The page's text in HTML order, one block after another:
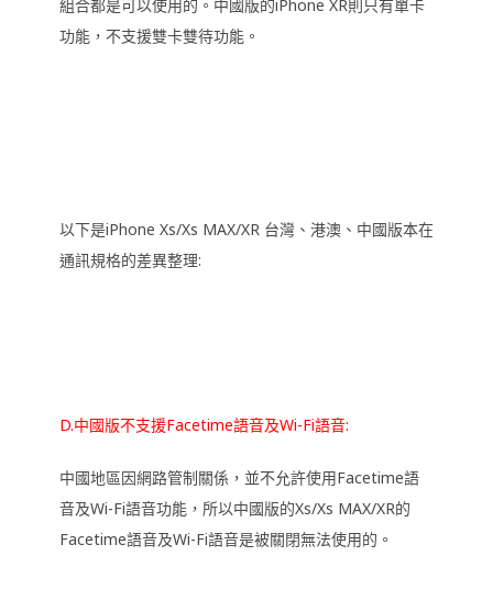
組合都是可以使用的。中國版的iPhone XR則只有單卡
功能，不支援雙卡雙待功能。
以下是iPhone Xs/Xs MAX/XR 台灣、港澳、中國版本在
通訊規格的差異整理:
D.中國版不支援Facetime語音及Wi-Fi語音:
中國地區因網路管制關係，並不允許使用Facetime語
音及Wi-Fi語音功能，所以中國版的Xs/Xs MAX/XR的
Facetime語音及Wi-Fi語音是被關閉無法使用的。